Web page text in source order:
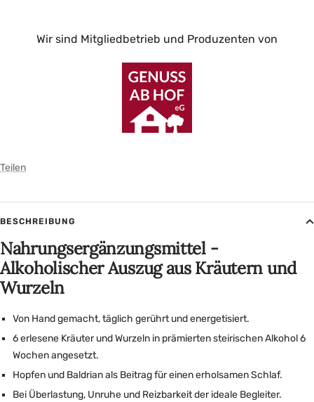
Wir sind Mitgliedbetrieb und Produzenten von
Teilen
BESCHREIBUNG
Nahrungsergänzungsmittel -
Alkoholischer Auszug aus Kräutern und
Wurzeln
Von Hand gemacht, täglich gerührt und energetisiert.
6 erlesene Kräuter und Wurzeln in prämierten steirischen Alkohol 6
Wochen angesetzt.
Hopfen und Baldrian als Beitrag für einen erholsamen Schlaf.
Bei Überlastung, Unruhe und Reizbarkeit der ideale Begleiter.